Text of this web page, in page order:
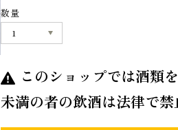
数量
このショップでは酒類
未満の者の飲酒は法律で禁